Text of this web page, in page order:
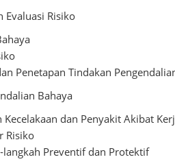
Evaluasi Risiko
Penetapan Tindakan
Bahaya
Kecelakaan dan Penyakit Akibat
Risiko
langkah Preventif dan Protektif